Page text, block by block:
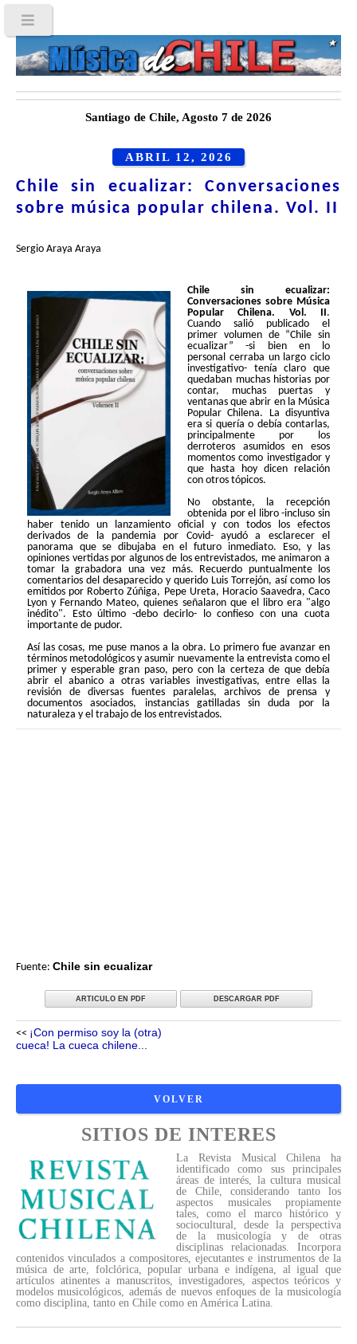
Santiago de Chile, Agosto 7 de 2026
SITIOS DE INTERES
La Revista Musical Chilena ha
identificado como sus principales
áreas de interés, la cultura musical
de Chile, considerando tanto los
aspectos musicales propiamente
tales, como el marco histórico y
sociocultural, desde la perspectiva
de la musicología y de otras
disciplinas relacionadas. Incorpora
contenidos vinculados a compositores, ejecutantes e instrumentos de la
música de arte, folclórica, popular urbana e indígena, al igual que
artículos atinentes a manuscritos, investigadores, aspectos teóricos y
modelos musicológicos, además de nuevos enfoques de la musicología
como disciplina, tanto en Chile como en América Latina.
ABRIL 12, 2026
Chile sin ecualizar: Conversaciones
sobre música popular chilena. Vol. II
Sergio Araya Araya
Chile sin ecualizar:
Conversaciones sobre Música
Popular Chilena. Vol. II.
Cuando salió publicado el
primer volumen de “Chile sin
ecualizar” -si bien en lo
personal cerraba un largo ciclo
investigativo- tenía claro que
quedaban muchas historias por
contar, muchas puertas y
ventanas que abrir en la Música
Popular Chilena. La disyuntiva
era si quería o debía contarlas,
principalmente por los
derroteros asumidos en esos
momentos como investigador y
que hasta hoy dicen relación
con otros tópicos.
No obstante, la recepción
obtenida por el libro -incluso sin
haber tenido un lanzamiento oficial y con todos los efectos
derivados de la pandemia por Covid- ayudó a esclarecer el
panorama que se dibujaba en el futuro inmediato. Eso, y las
opiniones vertidas por algunos de los entrevistados, me animaron a
tomar la grabadora una vez más. Recuerdo puntualmente los
comentarios del desaparecido y querido Luis Torrejón, así como los
emitidos por Roberto Zúñiga, Pepe Ureta, Horacio Saavedra, Caco
Lyon y Fernando Mateo, quienes señalaron que el libro era "algo
inédito". Esto último -debo decirlo- lo confieso con una cuota
importante de pudor.
Así las cosas, me puse manos a la obra. Lo primero fue avanzar en
términos metodológicos y asumir nuevamente la entrevista como el
primer y esperable gran paso, pero con la certeza de que debía
abrir el abanico a otras variables investigativas, entre ellas la
revisión de diversas fuentes paralelas, archivos de prensa y
documentos asociados, instancias gatilladas sin duda por la
naturaleza y el trabajo de los entrevistados.
Fuente: Chile sin ecualizar
ARTICULO EN PDF DESCARGAR PDF
<< ¡Con permiso soy la (otra)
cueca! La cueca chilene...